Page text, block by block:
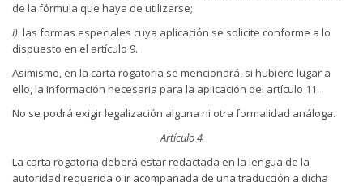
de la fórmula que haya de utilizarse;
i) las formas especiales cuya aplicación se solicite conforme a lo
dispuesto en el artículo 9.
Asimismo, en la carta rogatoria se mencionará, si hubiere lugar a
ello, la información necesaria para la aplicación del artículo 11.
No se podrá exigir legalización alguna ni otra formalidad análoga.
Artículo 4
La carta rogatoria deberá estar redactada en la lengua de la
autoridad requerida o ir acompañada de una traducción a dicha